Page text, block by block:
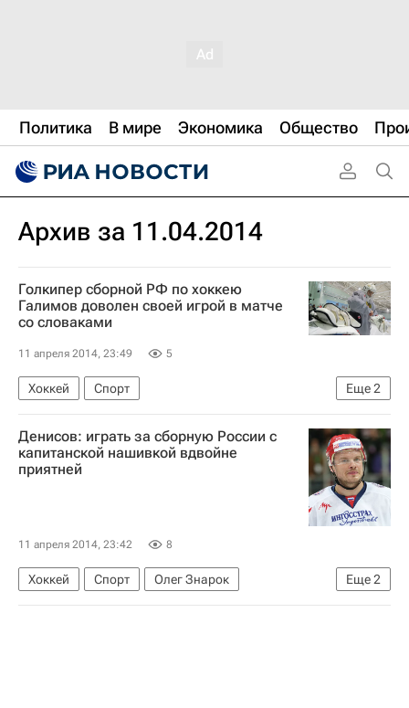
Политика В мире Экономика Общество
Архив за 11.04.2014
Голкипер сборной РФ по хоккею
Галимов доволен своей игрой в матче
со словаками
11 апреля 2014, 23:49 5
Еще2
Хоккей
Спорт
Сборная России по хоккею с шайбой
Станислав Галимов
Денисов: играть за сборную России с
капитанской нашивкой вдвойне
приятней
11 апреля 2014, 23:42 8
Еще2
Хоккей Спорт
Олег Знарок
Сборная России по хоккею с шайбой